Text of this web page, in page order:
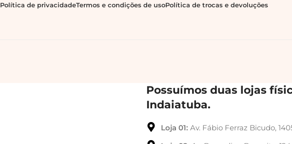
Política de privacidadeTermos e condições de usoPolítica de trocas e devoluções
Possuímos duas lojas
Indaiatuba.
Loja 01: Av. Fábio Ferraz Bicudo,